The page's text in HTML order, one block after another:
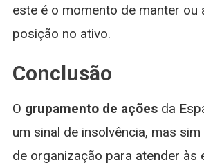
este é o momento de manter ou
posição no ativo.
Conclusão
O grupamento de açõesda
um sinal de insolvência, mas
de organização para atender às